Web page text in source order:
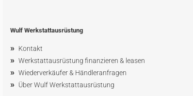
Wulf Werkstattausrüstung
» Kontakt
» Werkstattausrüstung finanzieren & leasen
» Wiederverkäufer & Händleranfragen
» Über Wulf Werkstattausrüstung